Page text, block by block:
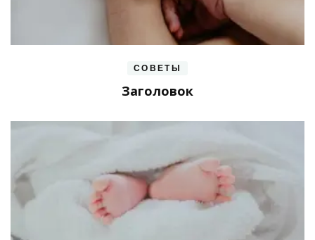
СОВЕТЫ
Заголовок